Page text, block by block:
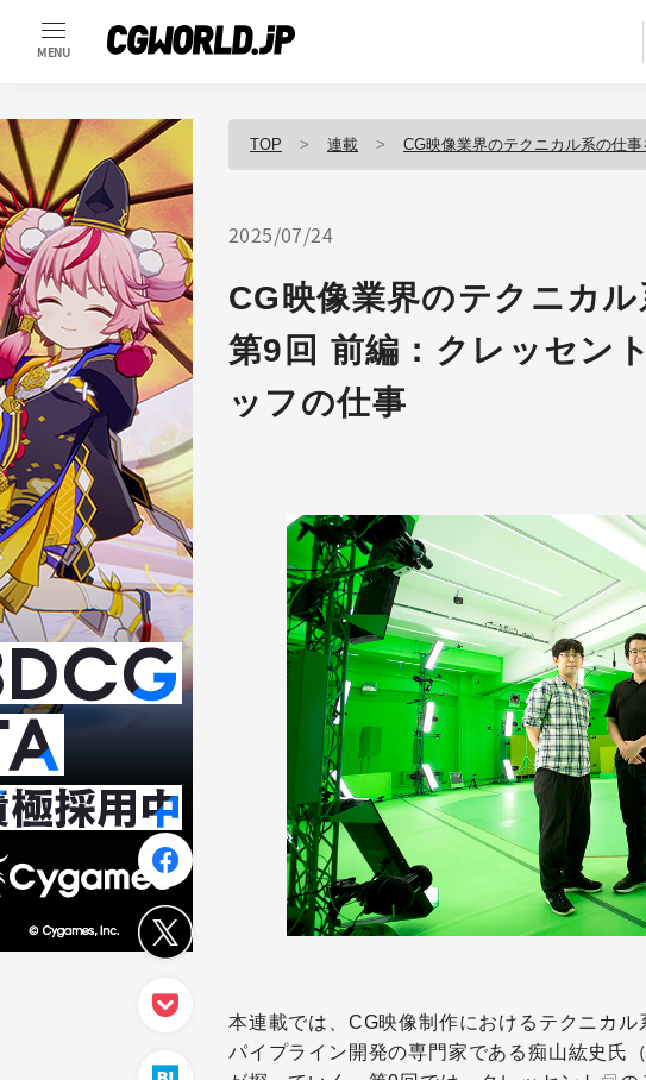
MENU
TOP 連載 CG映像業界のテクニカル系の仕事
2025/07/24
CG映像業界のテクニカ
第9回 前編：クレッセン
ッフの仕事
本連載では、CG映像制作におけるテクニカル
パイプライン開発の専門家である痴山紘史氏（